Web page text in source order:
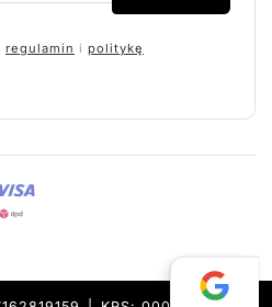
regulamin i politykę